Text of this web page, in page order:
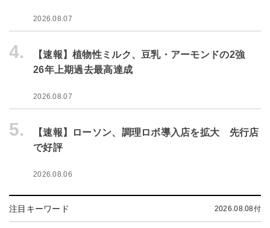
2026.08.07
4.
【速報】植物性ミルク、豆乳・アーモンドの2強
26年上期過去最高達成
2026.08.07
5.
【速報】ローソン、調理ロボ導入店を拡大 先行店
で好評
2026.08.06
注目キーワード 2026.08.08付